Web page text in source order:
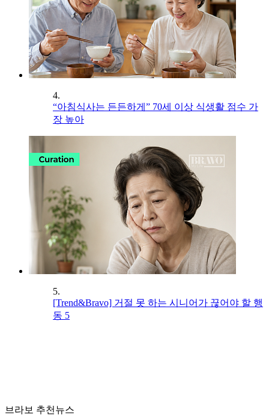
4.
“아침식사는 든든하게” 70세 이상 식생활 점수 가
장 높아
5.
[Trend&Bravo] 거절 못 하는 시니어가 끊어야 할 행
동 5
브라보 추천뉴스